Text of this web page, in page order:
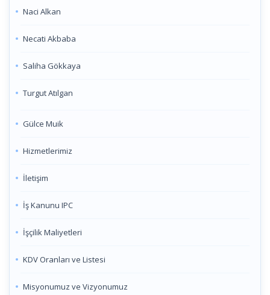
Naci Alkan
Necati Akbaba
Saliha Gökkaya
Turgut Atılgan
Gülce Muik
Hizmetlerimiz
İletişim
İş Kanunu IPC
İşçilik Maliyetleri
KDV Oranları ve Listesi
Misyonumuz ve Vizyonumuz